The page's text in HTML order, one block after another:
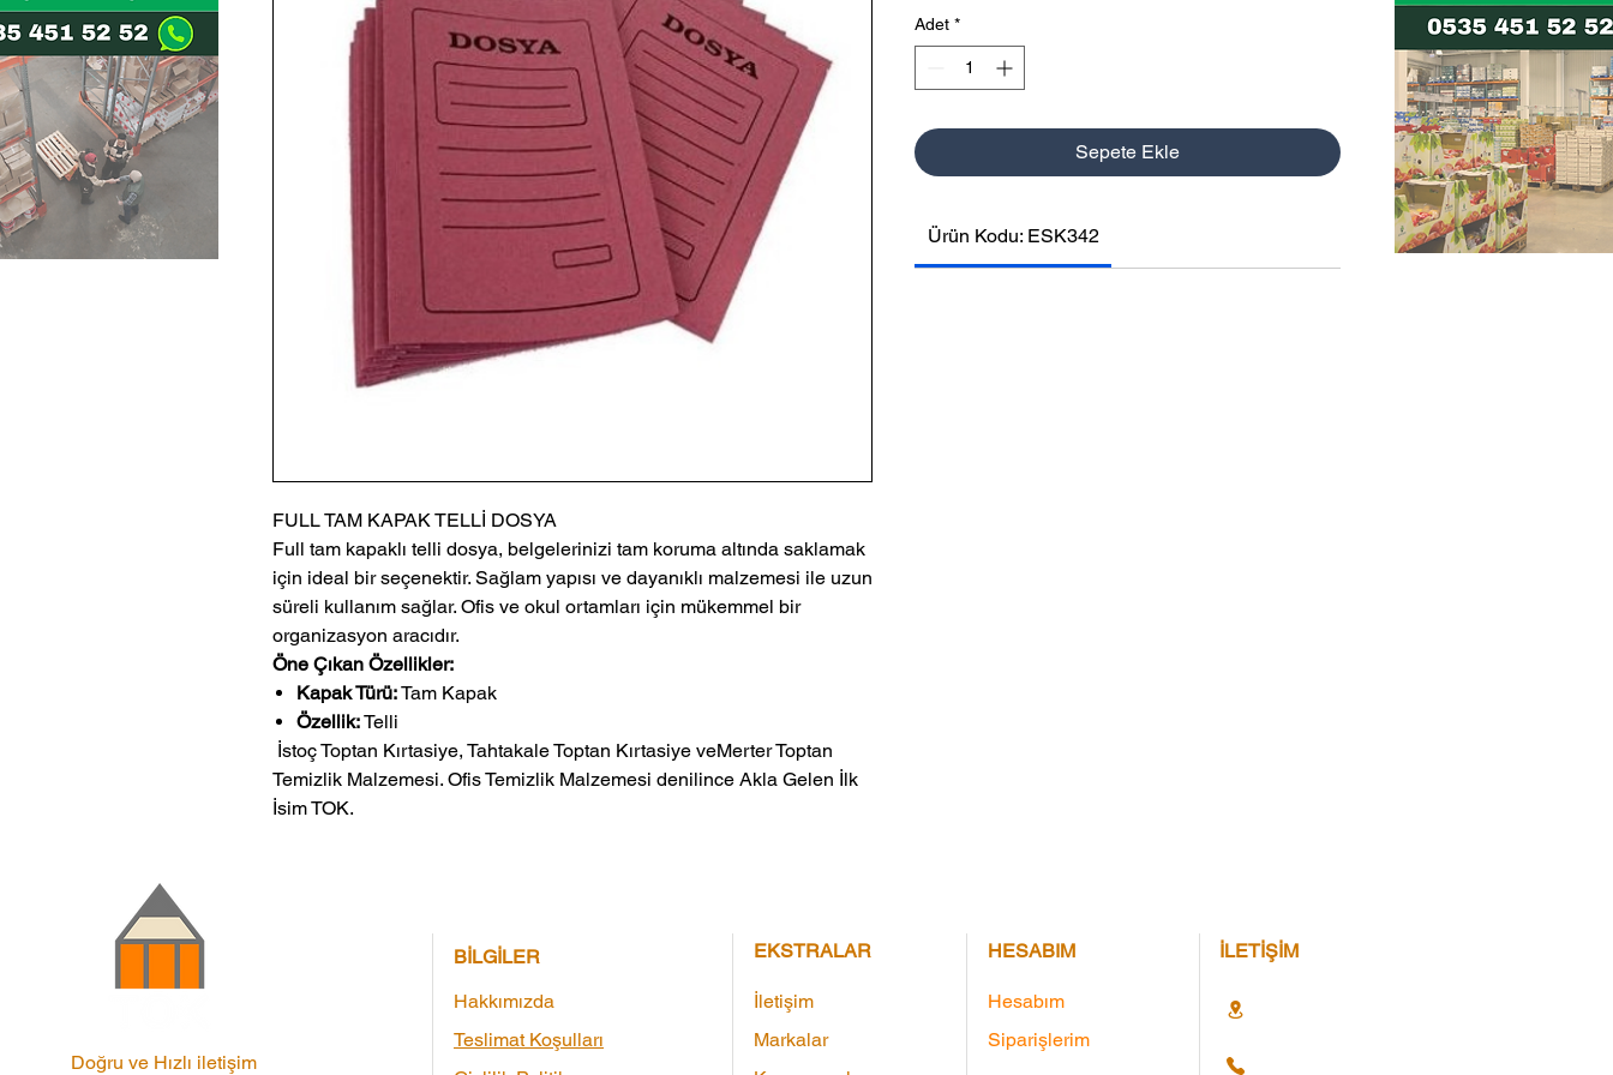
FULL TAM KAPAK TELLİ DOSYA
Full tam kapaklı telli dosya, belgelerinizi tam koruma altında saklamak
için ideal bir seçenektir. Sağlam yapısı ve dayanıklı malzemesi ile uzun
süreli kullanım sağlar. Ofis ve okul ortamları için mükemmel bir
organizasyon aracıdır.
Öne Çıkan Özellikler:
Kapak Türü:Tam Kapak
Özellik:Telli
Temizlik Malzemesi. Ofis Temizlik Malzemesi denilince Akla Gelen İlk
İsim TOK.
Adet *
Sepete Ekle
Ürün Kodu: ESK342
Doğru ve Hızlı iletişim
BİLGİLER
Hakkımızda
Teslimat Koşulları
EKSTRALAR
İletişim
Markalar
HESABIM
Hesabım
Siparişlerim
İLETİŞİM